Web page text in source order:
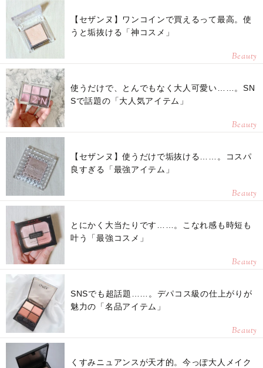
【セザンヌ】ワンコインで買えるって最高。使
うと垢抜ける「神コスメ」
Beauty
使うだけで、とんでもなく大人可愛い……。SN
Sで話題の「大人気アイテム」
Beauty
【セザンヌ】使うだけで垢抜ける……。コスパ
良すぎる「最強アイテム」
Beauty
とにかく大当たりです……。こなれ感も時短も
叶う「最強コスメ」
Beauty
SNSでも超話題……。デパコス級の仕上がりが
魅力の「名品アイテム」
Beauty
くすみニュアンスが天才的。今っぽ大人メイク